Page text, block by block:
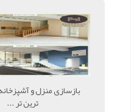
بازسازی منزل و
ترین تر ...